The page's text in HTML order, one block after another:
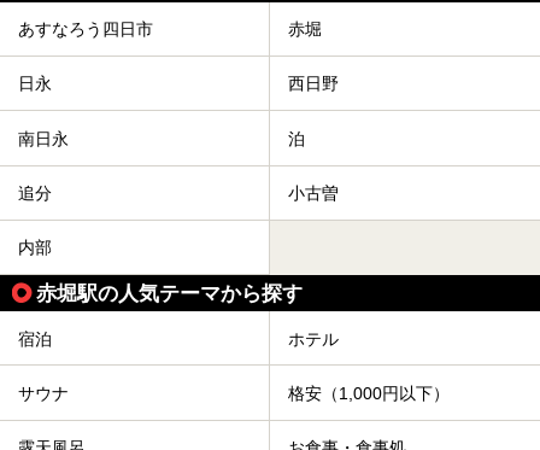
あすなろう四日市 赤堀
日永 西日野
南日永 泊
追分 小古曽
内部
赤堀駅の人気テーマから探す
宿泊 ホテル
サウナ 格安（1,000円以下）